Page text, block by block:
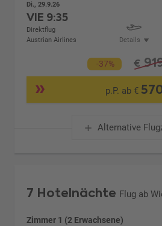
Di., 29.9.26
VIE 9:35
Direktflug
Austrian Airlines
Details
-37% €
p.P. ab €
Alternative
7 Hotelnächte Flug ab
Zimmer 1 (2 Erwachsene)